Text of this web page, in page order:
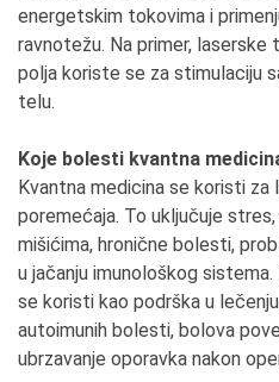
energetskim tokovima i
ravnotežu. Na primer,
polja koriste se za stimulaciju
telu.
Koje bolesti kvantna
Kvantna medicina se koristi
poremećaja. To uključuje
mišićima, hronične bolesti,
u jačanju imunološkog
se koristi kao podrška u
autoimunih bolesti, bolova
ubrzavanje oporavka nakon